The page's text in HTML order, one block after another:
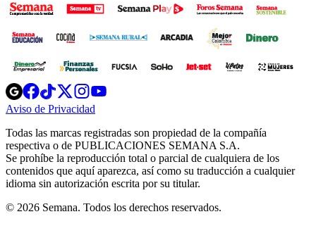
Opens
in
new
Opens
in
new
Opens
in
new
window
Opens
new
windowwindow
Aviso de Privacidad
new
window
Todas las marcas registradas son propiedad de la compañía
respectiva o de PUBLICACIONES SEMANA S.A.
Se prohíbe la reproducción total o parcial de cualquiera de los
contenidos que aquí aparezca, así como su traducción a cualquier
idioma sin autorización escrita por su titular.
© 2026 Semana. Todos los derechos reservados.